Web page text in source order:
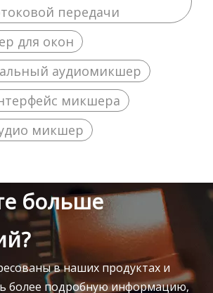
передачи
для окон
аудиомикшер
микшера
микшер
больше
в наших продуктах и
более подробную информацию,